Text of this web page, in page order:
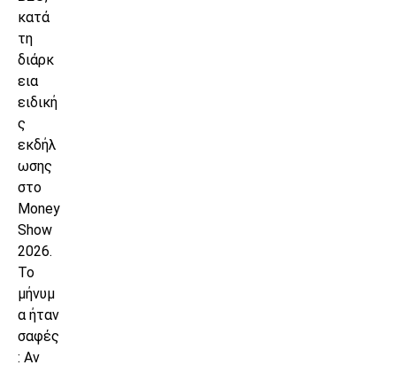
κατά
τη
διάρκ
εια
ειδική
ς
εκδήλ
ωσης
στο
Money
Show
2026.
Το
μήνυμ
α ήταν
σαφές
: Αν